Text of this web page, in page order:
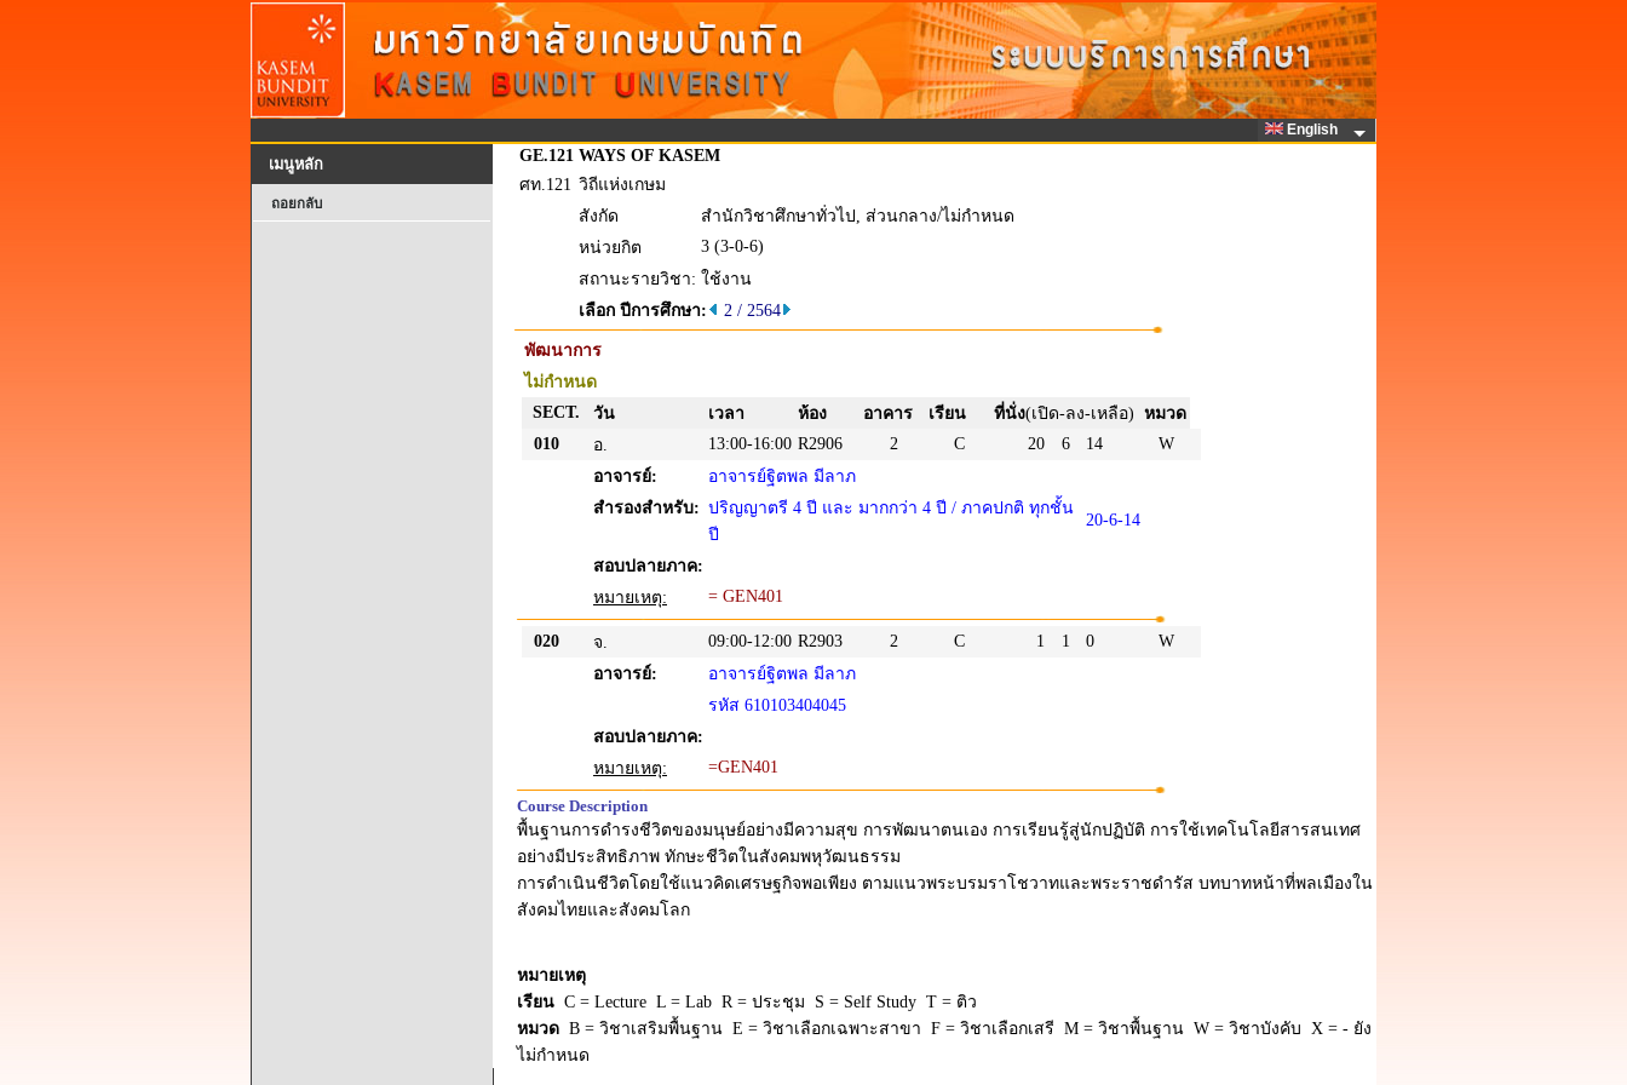
English
เมนูหลัก
ถอยกลับ
GE.121 WAYS OF KASEM
ศท.121 วิถีแห่งเกษม
สังกัด
สำนักวิชาศึกษาทั่วไป, ส่วนกลาง/ไม่กำหนด
หน่วยกิต
3 (3-0-6)
สถานะรายวิชา: ใช้งาน
เลือก ปีการศึกษา:
2 / 2564
พัฒนาการ
ไม่กำหนด
SECT.
วัน เวลา ห้อง อาคาร เรียน ที่นั่ง(เปิด-ลง-เหลือ) หมวด
010
อ. 13:00-16:00 R2906 2 C 20 6 14
W
อาจารย์:
อาจารย์ฐิตพล มีลาภ
สำรองสำหรับ: ปริญญาตรี 4 ปี และ มากกว่า 4 ปี / ภาคปกติ ทุกชั้น
ปี
20-6-14
สอบปลายภาค:
หมายเหตุ:
= GEN401
020 จ. 09:00-12:00 R2903 2 C 1 1 0
W
อาจารย์:
อาจารย์ฐิตพล มีลาภ
รหัส 610103404045
สอบปลายภาค:
หมายเหตุ:
=GEN401
Course Description
พื้นฐานการดำรงชีวิตของมนุษย์อย่างมีความสุข การพัฒนาตนเอง การเรียนรู้สู่นักปฏิบัติ การใช้เทคโนโลยีสารสนเทศ
อย่างมีประสิทธิภาพ ทักษะชีวิตในสังคมพหุวัฒนธรรม
การดำเนินชีวิตโดยใช้แนวคิดเศรษฐกิจพอเพียง ตามแนวพระบรมราโชวาทและพระราชดำรัส บทบาทหน้าที่พลเมืองใน
สังคมไทยและสังคมโลก
หมายเหตุ
เรียน C = Lecture L = Lab R = ประชุม S = Self Study T = ติว
หมวด B = วิชาเสริมพื้นฐาน E = วิชาเลือกเฉพาะสาขา F = วิชาเลือกเสรี M = วิชาพื้นฐาน W = วิชาบังคับ X = - ยัง
ไม่กำหนด